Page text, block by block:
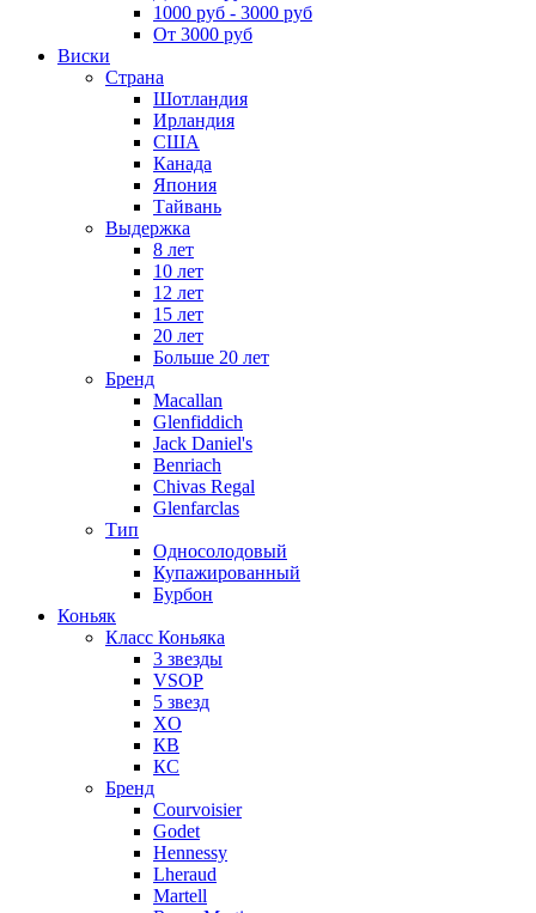
1000 руб - 3000 руб
От 3000 руб
Виски
Страна
Шотландия
Ирландия
США
Канада
Япония
Тайвань
Выдержка
8 лет
10 лет
12 лет
15 лет
20 лет
Больше 20 лет
Бренд
Macallan
Glenfiddich
Jack Daniel's
Benriach
Chivas Regal
Glenfarclas
Тип
Односолодовый
Купажированный
Бурбон
Коньяк
Класс Коньяка
3 звезды
VSOP
5 звезд
XO
КВ
КС
Бренд
Courvoisier
Godet
Hennessy
Lheraud
Martell